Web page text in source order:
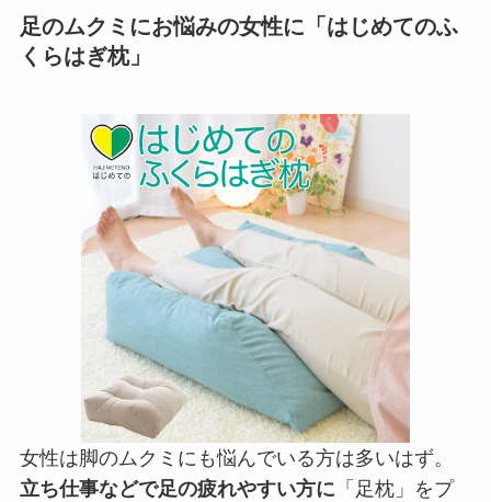
足のムクミにお悩みの女性に「はじめてのふ
くらはぎ枕」
女性は脚のムクミにも悩んでいる方は多いはず。
立ち仕事などで足の疲れやすい方に 「足枕」をプ